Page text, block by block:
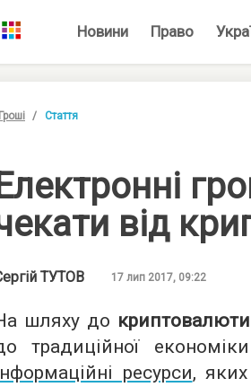
Новини Право
Гроші Стаття
Електронні
від
ТУТОВ 17 лип 2017, 09:22
шляху до криптовалюти
традиційної
ресурси,